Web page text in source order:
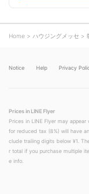
o
w
Home ハウジングメッセ
Notice Help Privacy
Prices in LINE Flyer
Prices in LINE Flyer may
for reduced tax (8%) will have
clude trailing digits below ¥1.
r total if you purchase multiple
e info.